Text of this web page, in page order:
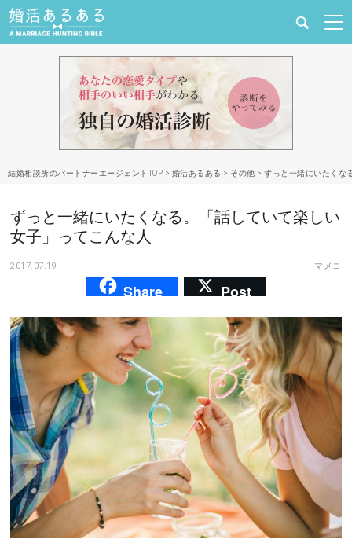
合コン・街コン
マッチングアプリ
あるある
その他
ドキドキ
仕事とキャリア
特集
結婚相談所のパートナーエージェントTOP > 婚活あるある > その他 > ずっと一緒にいたくな
ずっと一緒にいたくなる。「話していて楽しい
女子」ってこんな人
2017.07.19 マメコ
Share Post